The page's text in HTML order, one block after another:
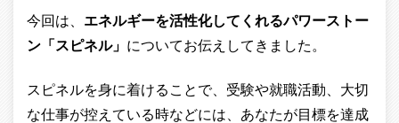
今回は、 エネルギーを活性化してくれるパワーストー
ン「スピネル」 についてお伝えしてきました。
スピネルを身に着けることで、受験や就職活動、大切
な仕事が控えている時などには、あなたが目標を達成